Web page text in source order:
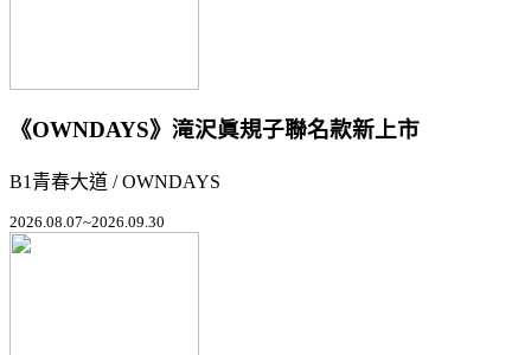
《OWNDAYS》滝沢眞規子聯名款新上市
B1青春大道 / OWNDAYS
2026.08.07~2026.09.30